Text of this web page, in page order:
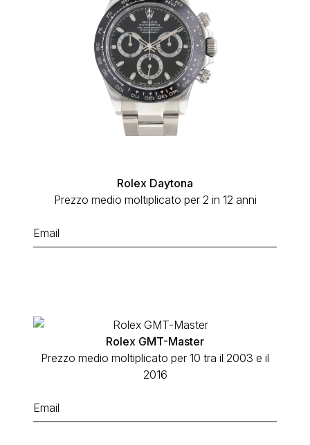
Rolex Daytona
Prezzo medio moltiplicato per 2 in 12 anni
Rolex GMT-Master
Prezzo medio moltiplicato per 10 tra il 2003 e il
2016